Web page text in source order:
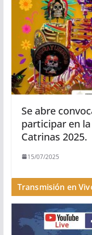
Se abre
participar en la
Catrinas 2025.
15/07/2025
Transmisión en